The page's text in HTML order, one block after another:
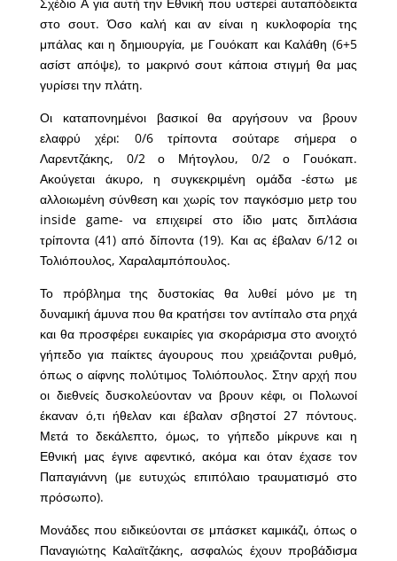
Σχέδιο Α για αυτή την Εθνική που υστερεί αυταπόδεικτα
στο σουτ. Όσο καλή και αν είναι η κυκλοφορία της
μπάλας και η δημιουργία, με Γουόκαπ και Καλάθη (6+5
ασίστ απόψε), το μακρινό σουτ κάποια στιγμή θα μας
γυρίσει την πλάτη.
Οι καταπονημένοι βασικοί θα αργήσουν να βρουν
ελαφρύ χέρι: 0/6 τρίποντα σούταρε σήμερα ο
Λαρεντζάκης, 0/2 ο Μήτογλου, 0/2 ο Γουόκαπ.
Ακούγεται άκυρο, η συγκεκριμένη ομάδα -έστω με
αλλοιωμένη σύνθεση και χωρίς τον παγκόσμιο μετρ του
inside game- να επιχειρεί στο ίδιο ματς διπλάσια
τρίποντα (41) από δίποντα (19). Και ας έβαλαν 6/12 οι
Τολιόπουλος, Χαραλαμπόπουλος.
Το πρόβλημα της δυστοκίας θα λυθεί μόνο με τη
δυναμική άμυνα που θα κρατήσει τον αντίπαλο στα ρηχά
και θα προσφέρει ευκαιρίες για σκοράρισμα στο ανοιχτό
γήπεδο για παίκτες άγουρους που χρειάζονται ρυθμό,
όπως ο αίφνης πολύτιμος Τολιόπουλος. Στην αρχή που
οι διεθνείς δυσκολεύονταν να βρουν κέφι, οι Πολωνοί
έκαναν ό,τι ήθελαν και έβαλαν σβηστοί 27 πόντους.
Μετά το δεκάλεπτο, όμως, το γήπεδο μίκρυνε και η
Εθνική μας έγινε αφεντικό, ακόμα και όταν έχασε τον
Παπαγιάννη (με ευτυχώς επιπόλαιο τραυματισμό στο
πρόσωπο).
Μονάδες που ειδικεύονται σε μπάσκετ καμικάζι, όπως ο
Παναγιώτης Καλαϊτζάκης, ασφαλώς έχουν προβάδισμα